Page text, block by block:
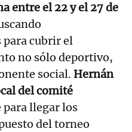
entre el 22 y el 27 de
para cubrir el
no sólo deportivo,
social. Hernán
del comité
llegar los
del torneo